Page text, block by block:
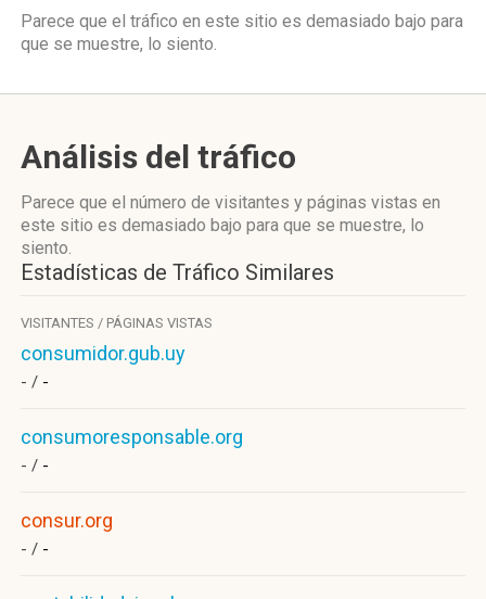
Parece que el tráfico en este sitio es demasiado bajo para
que se muestre, lo siento.
Análisis del tráfico
Parece que el número de visitantes y páginas vistas en
este sitio es demasiado bajo para que se muestre, lo
siento.
Estadísticas de Tráfico Similares
VISITANTES / PÁGINAS VISTAS
consumidor.gub.uy
- / -
consumoresponsable.org
- / -
consur.org
- / -